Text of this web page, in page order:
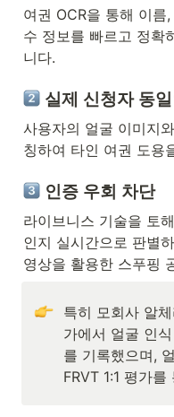
여권 OCR을 통해 이름
수 정보를 빠르고 정확
니다.
실제 신청자 동
사용자의 얼굴 이미지
칭하여 타인 여권 도용
인증 우회 차단
라이브니스 기술을 토
인지 실시간으로 판별
영상을 활용한 스푸핑
특히 모회사 알
가에서 얼굴 인
를 기록했으며,
FRVT 1:1 평가